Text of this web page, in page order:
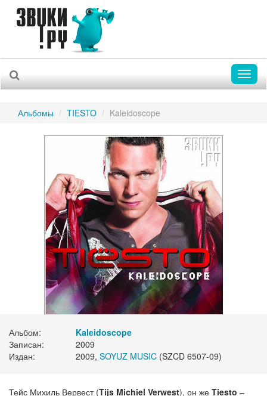
Альбомы TIESTO Kaleidoscope
Альбом:
Kaleidoscope
Записан:
2009
Издан:
2009, SOYUZ MUSIC (SZCD 6507-09)
Тейс Михиль Вервест (Tijs Michiel Verwest), он же Tiesto –